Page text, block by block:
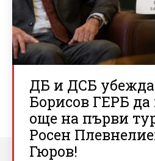
ДБ и ДСБ
Борисов ГЕРБ
още на първи
Росен
Гюров!